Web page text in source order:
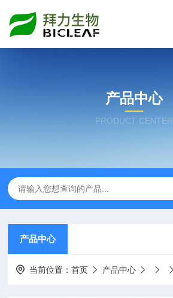
产品中心
PRODUCT CENTER
产品中心
当前位置：首页 产品中心